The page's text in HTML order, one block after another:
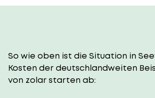
So wie oben ist die Situation in
Kosten der deutschlandweiten
von zolar starten ab: